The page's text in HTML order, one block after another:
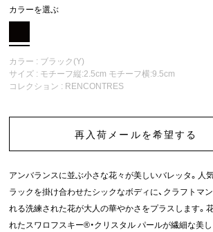
カラーを選ぶ
カラー : ブラック(Y)
サイズ : モチーフ縦:2.5cm モチーフ横:9.5cm
コレクション : RENCONTRES
再入荷メールを希望する
アンバランスに並ぶ小さな花々が美しいバレッタ。人
ラックを掛け合わせたシックなボディに、クラフトマ
れる洗練された花が大人の華やかさをプラスします。
れたスワロフスキー®・クリスタル パールが繊細な美